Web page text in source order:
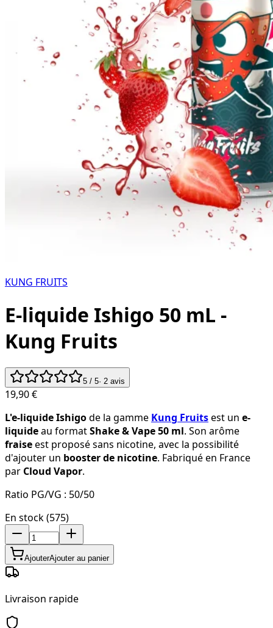
KUNG FRUITS
E-liquide Ishigo 50 mL -
Kung Fruits
5 / 5· 2 avis
19,90 €
L'e-liquide Ishigode la gamme Kung Fruitsest un e-
liquideau formatShake & Vape 50 ml. Son arôme
fraiseest proposé sans nicotine, avec la possibilité
d'ajouter un booster de nicotine. Fabriqué en France
par Cloud Vapor.
Ratio PG/VG : 50/50
En stock (575)
AjouterAjouter au panier
Livraison rapide